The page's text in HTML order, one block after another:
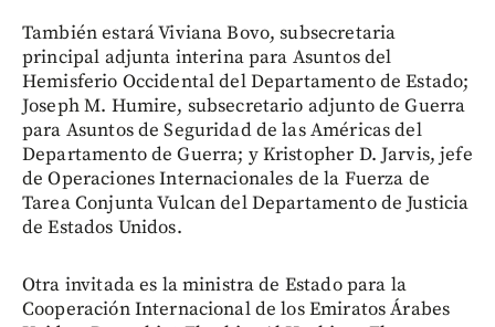
También estará Viviana Bovo, subsecretaria
principal adjunta interina para Asuntos del
Hemisferio Occidental del Departamento de Estado;
Joseph M. Humire, subsecretario adjunto de Guerra
para Asuntos de Seguridad de las Américas del
Departamento de Guerra; y Kristopher D. Jarvis, jefe
de Operaciones Internacionales de la Fuerza de
Tarea Conjunta Vulcan del Departamento de Justicia
de Estados Unidos.
Otra invitada es la ministra de Estado para la
Cooperación Internacional de los Emiratos Árabes